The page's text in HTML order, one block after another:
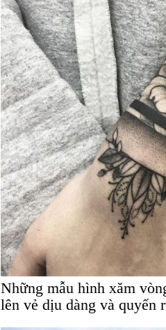
Những mẫu hình xăm
lên vẻ dịu dàng và quyến